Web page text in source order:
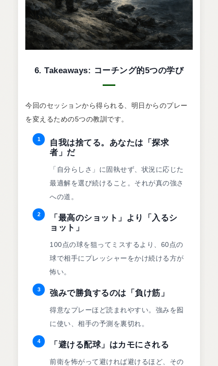
6. Takeaways: コーチング的5つの学び
今回のセッションから得られる、明日からのプレー
を変えるための5つの教訓です。
1
自我は捨てる。あなたは「探求
者」だ
「自分らしさ」に固執せず、状況に応じた
最適解を選び続けること。それが真の強さ
への道。
2
「最高のショット」より「入るシ
ョット」
100点の球を狙ってミスするより、60点の
球で相手にプレッシャーをかけ続ける方が
怖い。
3 強みで勝負するのは「負け筋」
得意なプレーほど読まれやすい。強みを囮
に使い、相手の予測を裏切れ。
4 「避ける配球」はカモにされる
前衛を怖がって避ければ避けるほど、その